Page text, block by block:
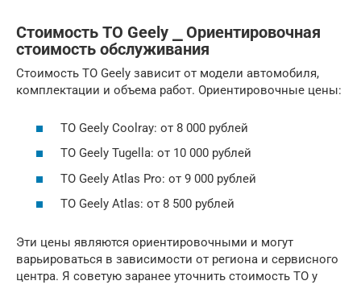
Стоимость ТО Geely ⎯ Ориентировочная
стоимость обслуживания
Стоимость ТО Geely зависит от модели автомобиля,
комплектации и объема работ. Ориентировочные цены:
ТО Geely Coolray: от 8 000 рублей
ТО Geely Tugella: от 10 000 рублей
ТО Geely Atlas Pro: от 9 000 рублей
ТО Geely Atlas: от 8 500 рублей
Эти цены являются ориентировочными и могут
варьироваться в зависимости от региона и сервисного
центра. Я советую заранее уточнить стоимость ТО у